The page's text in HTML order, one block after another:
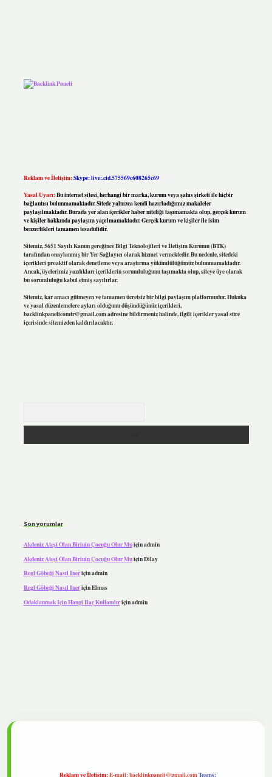
Reklam ve İletişim:Skype: live:.cid.575569c608265c69
Yasal Uyarı:Bu internet sitesi, herhangi bir marka, kurum veya şahıs şirketi ile hiçbir
bağlantısı bulunmamaktadır. Sitede yalnızca kendi hazırladığımız makaleler
paylaşılmaktadır. Burada yer alan içerikler haber niteliği taşımamakta olup, gerçek kurum
ve kişiler hakkında paylaşım yapılmamaktadır. Gerçek kurum ve kişiler ile isim
benzerlikleri tamamen tesadüfidir.
Sitemiz, 5651 Sayılı Kanun gereğince Bilgi Teknolojileri ve İletişim Kurumu (BTK)
tarafından onaylanmış bir Yer Sağlayıcı olarak hizmet vermektedir. Bu nedenle, sitedeki
içerikleri proaktif olarak denetleme veya araştırma yükümlülüğümüz bulunmamaktadır.
Ancak, üyelerimiz yazdıkları içeriklerin sorumluluğunu taşımakta olup, siteye üye olarak
bu sorumluluğu kabul etmiş sayılırlar.
Sitemiz, kar amacı gütmeyen ve tamamen ücretsiz bir bilgi paylaşım platformudur. Hukuka
ve yasal düzenlemelere aykırı olduğunu düşündüğünüz içerikleri,
backlinkpanelicomtr@gmail.comadresine bildirmeniz halinde, ilgili içerikler yasal süre
içerisinde sitemizden kaldırılacaktır.
Son yorumlar
Akdeniz Ateşi Olan Birinin Çocuğu Olur Muiçinadmin
Akdeniz Ateşi Olan Birinin Çocuğu Olur MuiçinDilay
Regl Göbeği Nasıl Ineriçinadmin
Regl Göbeği Nasıl IneriçinElmas
Odaklanmak Için Hangi Ilaç Kullanılıriçinadmin
Reklam ve İletişim:E-mail:backlinkpaneli@gmail.comTeams: